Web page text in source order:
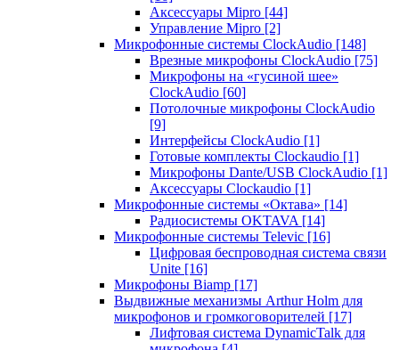
Аксессуары Mipro [44]
Управление Mipro [2]
Микрофонные системы ClockAudio [148]
Врезные микрофоны ClockAudio [75]
Микрофоны на «гусиной шее»
ClockAudio [60]
Потолочные микрофоны ClockAudio
[9]
Интерфейсы ClockAudio [1]
Готовые комплекты Clockaudio [1]
Микрофоны Dante/USB ClockAudio [1]
Аксессуары Clockaudio [1]
Микрофонные системы «Октава» [14]
Радиосистемы OKTAVA [14]
Микрофонные системы Televic [16]
Цифровая беспроводная система связи
Unite [16]
Микрофоны Biamp [17]
Выдвижные механизмы Arthur Holm для
микрофонов и громкоговорителей [17]
Лифтовая система DynamicTalk для